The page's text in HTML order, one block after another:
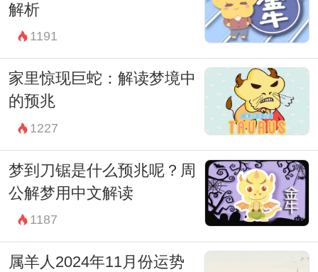
解析
1191
家里惊现巨蛇：解读梦境中
的预兆
1227
梦到刀锯是什么预兆呢？周
公解梦用中文解读
1187
属羊人2024年11月份运势